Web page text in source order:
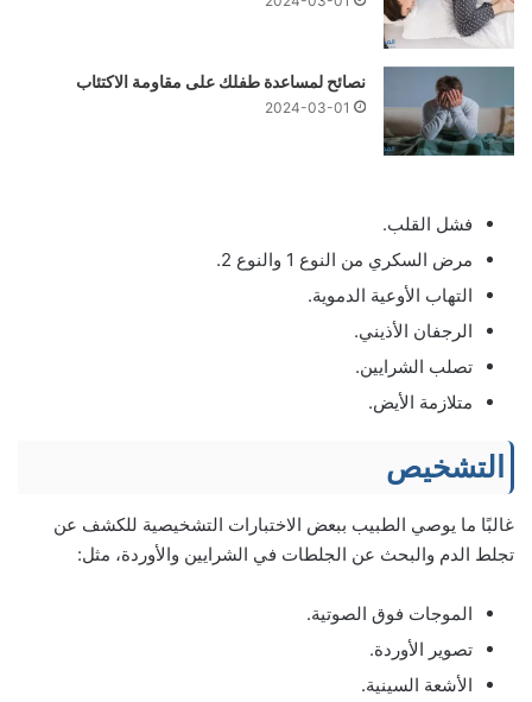
نصائح لمساعدة طفلك على مقاومة الاكتئاب
2024-03-01
فشل القلب.
مرض السكري من النوع 1 والنوع 2.
التهاب الأوعية الدموية.
الرجفان الأذيني.
تصلب الشرايين.
متلازمة الأيض.
التشخيص
غالبًا ما يوصي الطبيب ببعض الاختبارات التشخيصية للكشف عن
تجلط الدم والبحث عن الجلطات في الشرايين والأوردة، مثل:
الموجات فوق الصوتية.
تصوير الأوردة.
الأشعة السينية.